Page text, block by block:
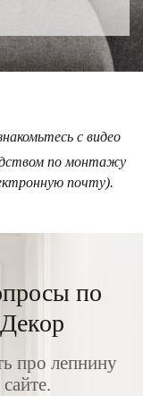
с видео
по монтажу
почту).
по
про лепнину